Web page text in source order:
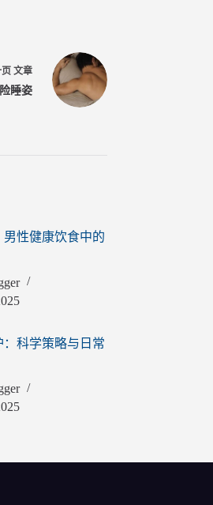
文章
睡姿
性健康饮食中的
科学策略与日常